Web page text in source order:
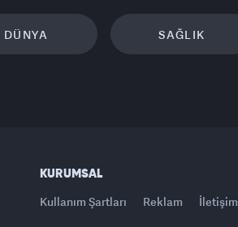
DÜNYA SAĞLIK
KURUMSAL
Kullanım Şartları Reklam İletişim